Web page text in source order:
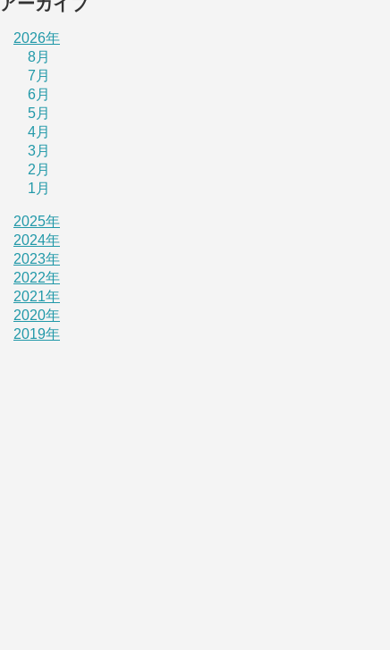
2026年
8月
7月
6月
5月
4月
3月
2月
1月
2025年
2024年
2023年
2022年
2021年
2020年
2019年